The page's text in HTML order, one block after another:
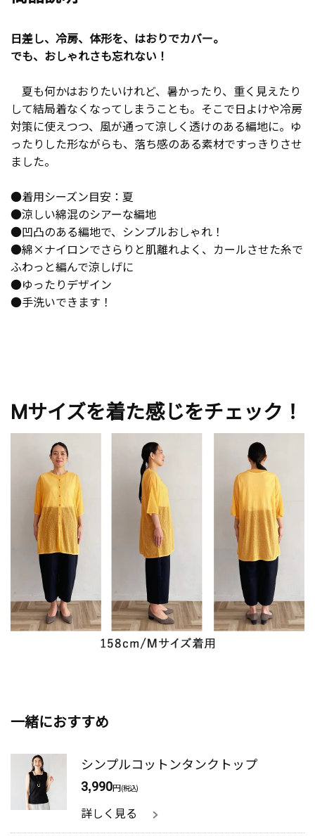
日差し、冷房、体形を、はおりでカバー。
でも、おしゃれさも忘れない！
夏も何かはおりたいけれど、暑かったり、重く見えたり
して結局着なくなってしまうことも。そこで日よけや冷房
対策に使えつつ、風が通って涼しく透けのある編地に。ゆ
ったりした形ながらも、落ち感のある素材ですっきりさせ
ました。
●着用シーズン目安：夏
●涼しい綿混のシアーな編地
●凹凸のある編地で、シンプルおしゃれ！
●綿×ナイロンでさらりと肌離れよく、カールさせた糸で
ふわっと編んで涼しげに
●ゆったりデザイン
●手洗いできます！
Mサイズを着た感じをチェック！
一緒におすすめ
シンプルコットンタンクトップ
3,990円(税込)
詳しく見る